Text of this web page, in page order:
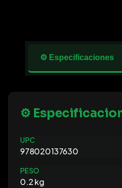
⚙️ Especificaciones
⚙️
UPC
978020137630
PESO
0.2 kg